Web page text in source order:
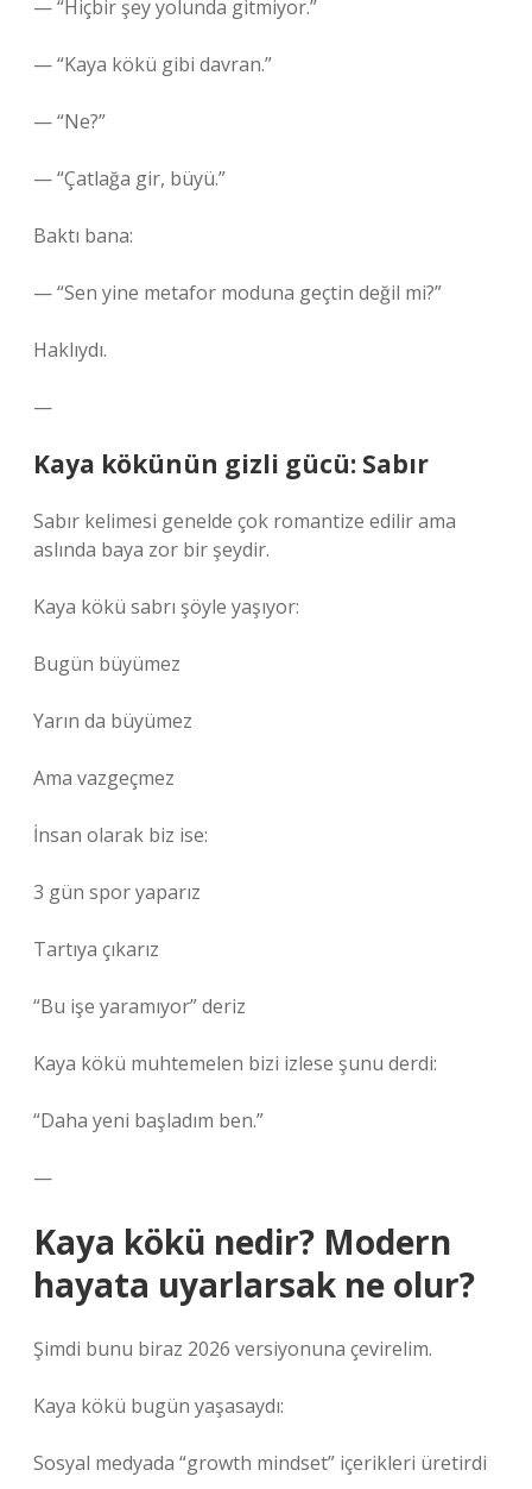
— “Hiçbir şey yolunda gitmiyor.”
— “Kaya kökü gibi davran.”
— “Ne?”
— “Çatlağa gir, büyü.”
Baktı bana:
— “Sen yine metafor moduna geçtin değil mi?”
Haklıydı.
—
Kaya kökünün gizli gücü: Sabır
Sabır kelimesi genelde çok romantize edilir ama
aslında baya zor bir şeydir.
Kaya kökü sabrı şöyle yaşıyor:
Bugün büyümez
Yarın da büyümez
Ama vazgeçmez
İnsan olarak biz ise:
3 gün spor yaparız
Tartıya çıkarız
“Bu işe yaramıyor” deriz
Kaya kökü muhtemelen bizi izlese şunu derdi:
“Daha yeni başladım ben.”
—
Kaya kökü nedir? Modern
hayata uyarlarsak ne olur?
Şimdi bunu biraz 2026 versiyonuna çevirelim.
Kaya kökü bugün yaşasaydı:
Sosyal medyada “growth mindset” içerikleri üretirdi